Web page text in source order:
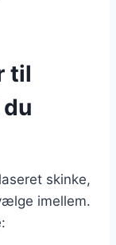
til
skinke,
imellem.